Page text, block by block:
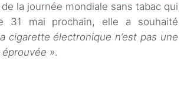
de la journée mondiale sans tabac qui
31 mai prochain, elle a souhaité
cigarette électronique n’est pas une
».